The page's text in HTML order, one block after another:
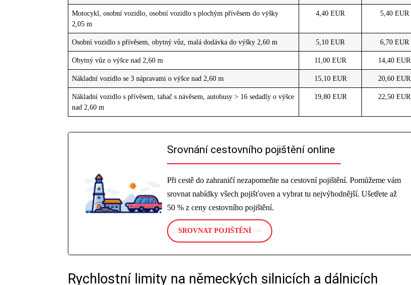
Motocykl, osobní vozidlo, osobní vozidlo s plochým přívěsem do výšky
2,05 m
4,40 EUR 5,40 EUR
Osobní vozidlo s přívěsem, obytný vůz, malá dodávka do výšky 2,60 m 5,10 EUR 6,70 EUR
Obytný vůz o výšce nad 2,60 m 11,00 EUR 14,40 EUR
Nákladní vozidlo se 3 nápravami o výšce nad 2,60 m 15,10 EUR 20,60 EUR
Nákladní vozidlo s přívěsem, tahač s návěsem, autobusy > 16 sedadly o výšce
nad 2,60 m
19,80 EUR 22,50 EUR
Srovnání cestovního pojištění online
Při cestě do zahraničí nezapomeňte na cestovní pojištění. Pomůžeme vám
srovnat nabídky všech pojišťoven a vybrat tu nejvýhodnější. Ušetřete až
50 % z ceny cestovního pojištění.
SROVNAT POJIŠTĚNÍ
Rychlostní limity na německých silnicích a dálnicích